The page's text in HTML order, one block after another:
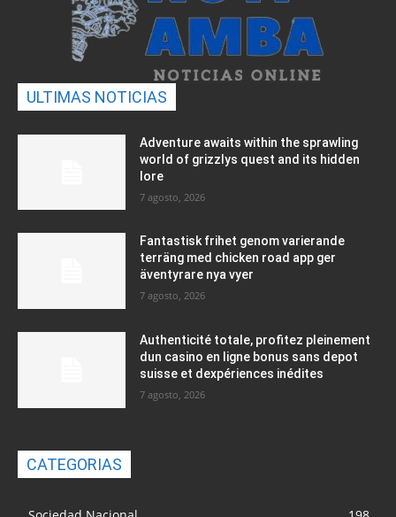
ULTIMAS NOTICIAS
Adventure awaits within the sprawling
world of grizzlys quest and its hidden
lore
7 agosto, 2026
Fantastisk frihet genom varierande
terräng med chicken road app ger
äventyrare nya vyer
7 agosto, 2026
Authenticité totale, profitez pleinement
dun casino en ligne bonus sans depot
suisse et dexpériences inédites
7 agosto, 2026
CATEGORIAS